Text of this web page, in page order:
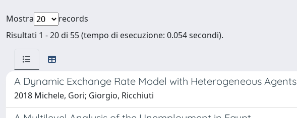
Mostra
records
Risultati 1 - 20 di 55 (tempo di esecuzione: 0.054 secondi).
A Dynamic Exchange Rate Model with Heterogeneous Agents
2018 Michele, Gori; Giorgio, Ricchiuti